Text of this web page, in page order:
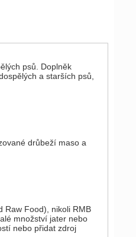
psů. Doplněk
a starších psů,
drůbeží maso a
Raw Food), nikoli RMB
množství jater nebo
nebo přidat zdroj